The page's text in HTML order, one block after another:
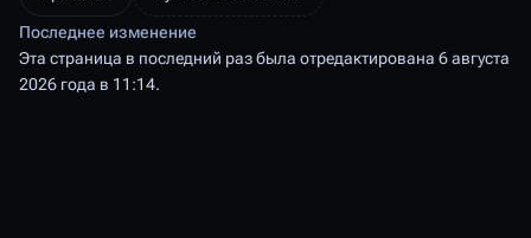
Последнее изменение
Эта страница в последний раз была отредактирована 6 августа
2026 года в 11:14.